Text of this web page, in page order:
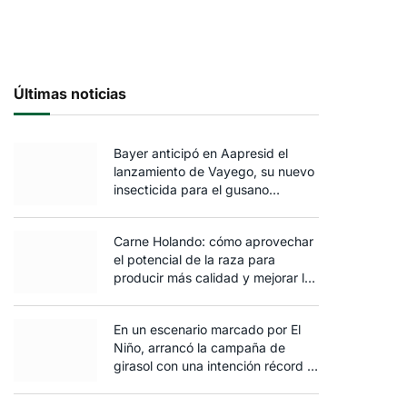
Últimas noticias
Bayer anticipó en Aapresid el
lanzamiento de Vayego, su nuevo
insecticida para el gusano
Carne Holando: cómo aprovechar
el potencial de la raza para
producir más calidad y mejorar la
En un escenario marcado por El
Niño, arrancó la campaña de
girasol con una intención récord y